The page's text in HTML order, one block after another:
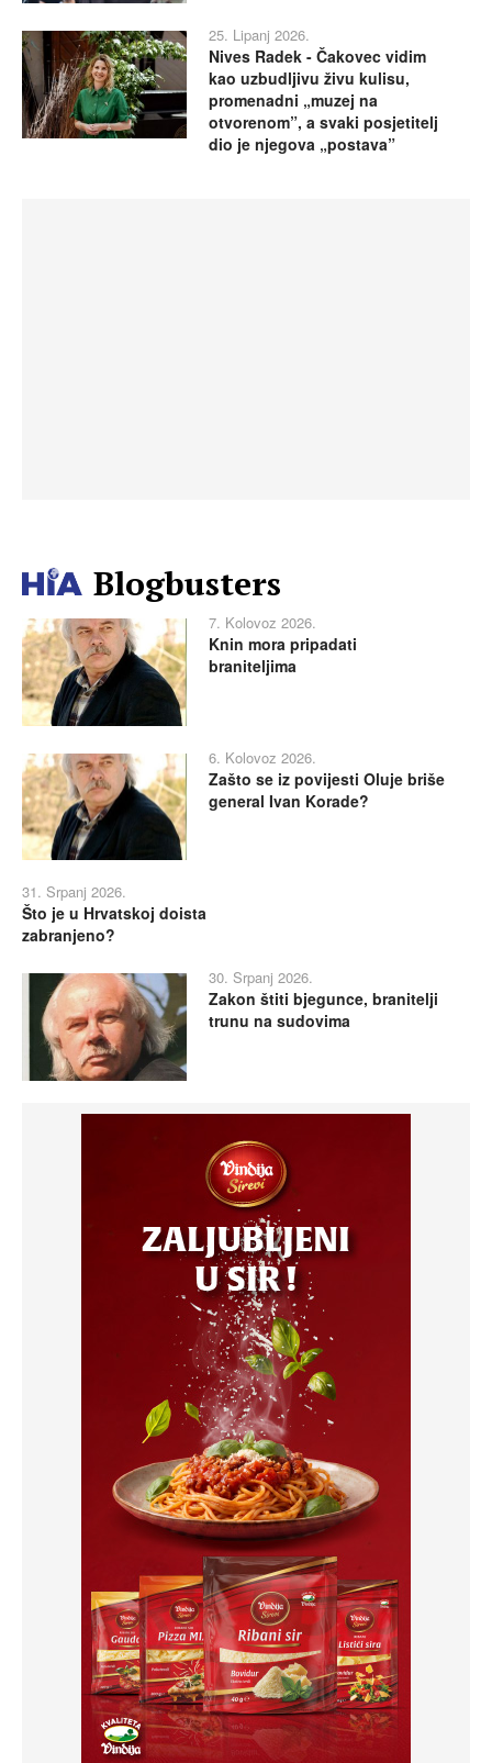
25. Lipanj 2026.
Nives Radek - Čakovec vidim
kao uzbudljivu živu kulisu,
promenadni „muzej na
otvorenom”, a svaki posjetitelj
dio je njegova „postava”
Blogbusters
7. Kolovoz 2026.
Knin mora pripadati
braniteljima
6. Kolovoz 2026.
Zašto se iz povijesti Oluje briše
general Ivan Korade?
31. Srpanj 2026.
Što je u Hrvatskoj doista
zabranjeno?
30. Srpanj 2026.
Zakon štiti bjegunce, branitelji
trunu na sudovima